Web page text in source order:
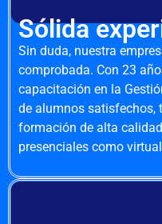
Sólida
Sin duda, nuestra
comprobada. Con 23
capacitación en la
de alumnos satisfechos,
formación de alta
presenciales como